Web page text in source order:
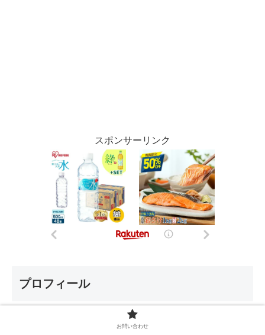
スポンサーリンク
プロフィール
お問い合わせ